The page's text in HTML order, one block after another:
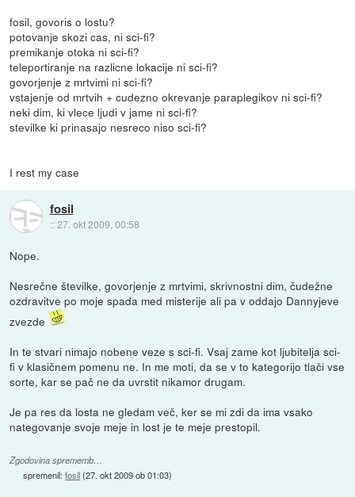
fosil, govoris o lostu?
potovanje skozi cas, ni sci-fi?
premikanje otoka ni sci-fi?
teleportiranje na razlicne lokacije ni sci-fi?
govorjenje z mrtvimi ni sci-fi?
vstajenje od mrtvih + cudezno okrevanje paraplegikov ni sci-fi?
neki dim, ki vlece ljudi v jame ni sci-fi?
stevilke ki prinasajo nesreco niso sci-fi?
I rest my case
fosil
::27. okt 2009, 00:58
Nope.
Nesrečne številke, govorjenje z mrtvimi, skrivnostni dim, čudežne
ozdravitve po moje spada med misterije ali pa v oddajo Dannyjeve
zvezde
In te stvari nimajo nobene veze s sci-fi. Vsaj zame kot ljubitelja sci-
fi v klasičnem pomenu ne. In me moti, da se v to kategorijo tlači vse
sorte, kar se pač ne da uvrstit nikamor drugam.
Je pa res da losta ne gledam več, ker se mi zdi da ima vsako
nategovanje svoje meje in lost je te meje prestopil.
Zgodovina sprememb…
spremenil:fosil(27. okt 2009 ob 01:03)